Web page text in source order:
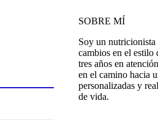
SOBRE MÍ
Soy un nutricionista
cambios en el estilo
tres años en
en el camino hacia
personalizadas y
de vida.